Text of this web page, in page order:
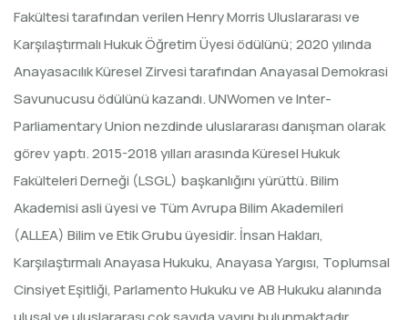
Fakültesi tarafından verilen Henry Morris Uluslararası ve
Karşılaştırmalı Hukuk Öğretim Üyesi ödülünü; 2020 yılında
Anayasacılık Küresel Zirvesi tarafından Anayasal Demokrasi
Savunucusu ödülünü kazandı. UNWomen ve Inter-
Parliamentary Union nezdinde uluslararası danışman olarak
görev yaptı. 2015-2018 yılları arasında Küresel Hukuk
Fakülteleri Derneği (LSGL) başkanlığını yürüttü. Bilim
Akademisi asli üyesi ve Tüm Avrupa Bilim Akademileri
(ALLEA) Bilim ve Etik Grubu üyesidir. İnsan Hakları,
Karşılaştırmalı Anayasa Hukuku, Anayasa Yargısı, Toplumsal
Cinsiyet Eşitliği, Parlamento Hukuku ve AB Hukuku alanında